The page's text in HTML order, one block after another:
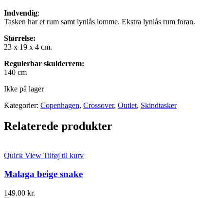
Indvendig:
Tasken har et rum samt lynlås lomme. Ekstra lynlås rum foran.
Størrelse:
23 x 19 x 4 cm.
Regulerbar skulderrem:
140 cm
Ikke på lager
Kategorier: Copenhagen, Crossover, Outlet, Skindtasker
Relaterede produkter
Quick View Tilføj til kurv
Malaga beige snake
149.00 kr.